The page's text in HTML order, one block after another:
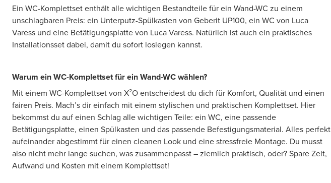
Ein WC-Komplettset enthält alle wichtigen Bestandteile für ein Wand-WC zu einem
unschlagbaren Preis: ein Unterputz-Spülkasten von Geberit UP100, ein WC von Luca
Varess und eine Betätigungsplatte von Luca Varess. Natürlich ist auch ein praktisches
Installationsset dabei, damit du sofort loslegen kannst.
Warum ein WC-Komplettset für ein Wand-WC wählen?
Mit einem WC-Komplettset von X²O entscheidest du dich für Komfort, Qualität und einen
fairen Preis. Mach’s dir einfach mit einem stylischen und praktischen Komplettset. Hier
bekommst du auf einen Schlag alle wichtigen Teile: ein WC, eine passende
Betätigungsplatte, einen Spülkasten und das passende Befestigungsmaterial. Alles perfekt
aufeinander abgestimmt für einen cleanen Look und eine stressfreie Montage. Du musst
also nicht mehr lange suchen, was zusammenpasst – ziemlich praktisch, oder? Spare Zeit,
Aufwand und Kosten mit einem Komplettset!